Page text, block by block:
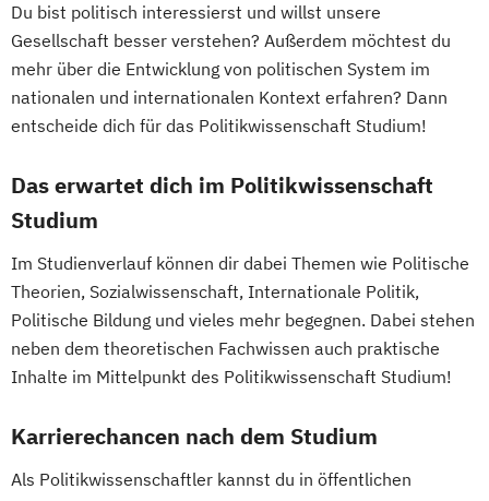
Volkswirtschaft
Wirtschaftsinformatik
Wirtschaftswissenschaft
Wirtschaftswissenschaft für Ingenieur/-
innen und Naturwissenschaftler/-innen
Du bist politisch interessierst und willst unsere
Gesellschaft besser verstehen? Außerdem möchtest du
mehr über die Entwicklung von politischen System im
nationalen und internationalen Kontext erfahren? Dann
entscheide dich für das Politikwissenschaft Studium!
Das erwartet dich im Politikwissenschaft
Studium
Im Studienverlauf können dir dabei Themen wie Politische
Theorien, Sozialwissenschaft, Internationale Politik,
Politische Bildung und vieles mehr begegnen. Dabei stehen
neben dem theoretischen Fachwissen auch praktische
Inhalte im Mittelpunkt des Politikwissenschaft Studium!
Karrierechancen nach dem Studium
Als Politikwissenschaftler kannst du in öffentlichen